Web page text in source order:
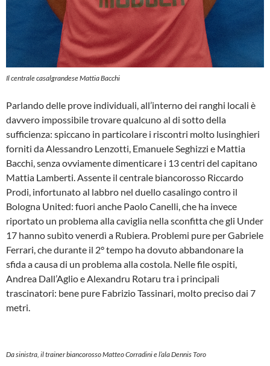
Il centrale casalgrandese Mattia Bacchi
Parlando delle prove individuali, all’interno dei ranghi locali è
davvero impossibile trovare qualcuno al di sotto della
sufficienza: spiccano in particolare i riscontri molto lusinghieri
forniti da Alessandro Lenzotti, Emanuele Seghizzi e Mattia
Bacchi, senza ovviamente dimenticare i 13 centri del capitano
Mattia Lamberti. Assente il centrale biancorosso Riccardo
Prodi, infortunato al labbro nel duello casalingo contro il
Bologna United: fuori anche Paolo Canelli, che ha invece
riportato un problema alla caviglia nella sconfitta che gli Under
17 hanno subìto venerdì a Rubiera. Problemi pure per Gabriele
Ferrari, che durante il 2° tempo ha dovuto abbandonare la
sfida a causa di un problema alla costola. Nelle file ospiti,
Andrea Dall’Aglio e Alexandru Rotaru tra i principali
trascinatori: bene pure Fabrizio Tassinari, molto preciso dai 7
metri.
Da sinistra, il trainer biancorosso Matteo Corradini e l’ala Dennis Toro